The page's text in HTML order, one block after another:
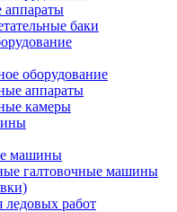
аппараты
баки
оборудование
аппараты
камеры
машины
галтовочные машины
ледовых работ